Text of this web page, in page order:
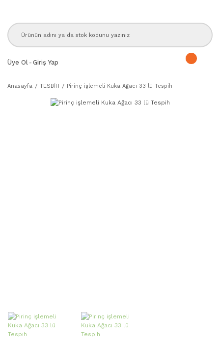
Üye Ol - Giriş Yap
Anasayfa TESBİH Pirinç işlemeli Kuka Ağacı 33 lü Tespih